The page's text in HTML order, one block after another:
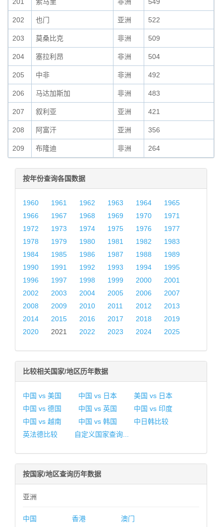
202 也门 亚洲 522
203 莫桑比克 非洲 509
204 塞拉利昂 非洲 504
205 中非 非洲 492
206 马达加斯加 非洲 483
207 叙利亚 亚洲 421
208 阿富汗 亚洲 356
209 布隆迪 非洲 264
按年份查询各国数据
1960 1961 1962 1963 1964
1965
1966
1967 1968 1969 1970
1971
1972
1973 1974 1975 1976
1977
1978
1979 1980 1981 1982
1983
1984
1985 1986 1987 1988
1989
1990
1991 1992 1993 1994
1995
1996
1997 1998 1999 2000
2001
2002
2003 2004 2005 2006
2007
2008
2009 2010 2011 2012
2013
2014
2015 2016 2017 2018
2019
2020
2021 2022 2023 2024 2025
比较相关国家/地区历年数据
中国 vs 美国 中国 vs 日本
美国 vs 日本
中国 vs 德国
中国 vs 英国
中国 vs 印度
中国 vs 越南
中国 vs 韩国
中日韩比较
英法德比较
自定义国家查询...
按国家/地区查询历年数据
亚洲
中国 香港
澳门